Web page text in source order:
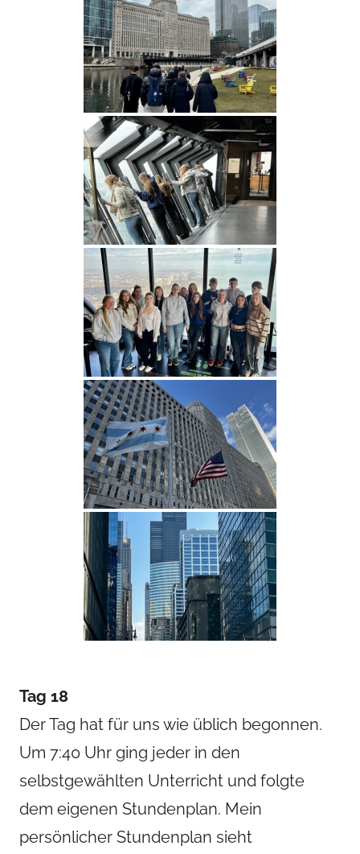
Tag 18
Der Tag hat für uns wie üblich begonnen.
Um 7:40 Uhr ging jeder in den
selbstgewählten Unterricht und folgte
dem eigenen Stundenplan. Mein
persönlicher Stundenplan sieht